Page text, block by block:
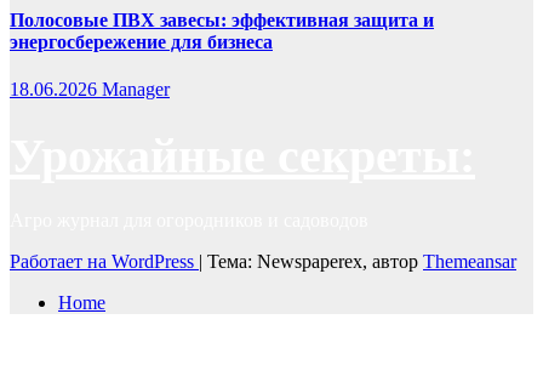
Полосовые ПВХ завесы: эффективная защита и
энергосбережение для бизнеса
18.06.2026 Manager
Работает на WordPress | Тема: Newspaperex, автор Themeansar
Home